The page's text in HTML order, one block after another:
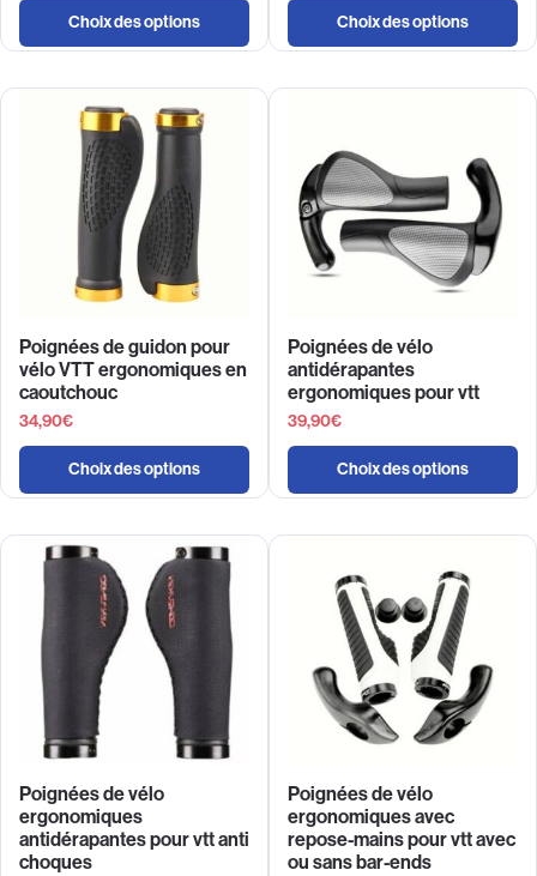
Choix des options Choix des options
Poignées de guidon pour
vélo VTT ergonomiques en
caoutchouc
34,90€
Choix des options
Poignées de vélo
antidérapantes
ergonomiques pour vtt
39,90€
Choix des options
Poignées de vélo
ergonomiques
antidérapantes pour vtt anti
choques
Poignées de vélo
ergonomiques avec
repose-mains pour vtt avec
ou sans bar-ends